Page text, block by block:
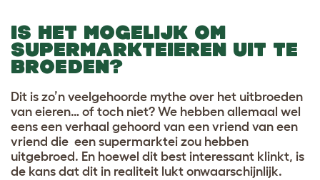
IS HET MOGELIJK OM
SUPERMARKTEIEREN UIT TE
BROEDEN?
Dit is zo’n veelgehoorde mythe over het uitbroeden
van eieren… of toch niet? We hebben allemaal wel
eens een verhaal gehoord van een vriend van een
vriend die een supermarktei zou hebben
uitgebroed. En hoewel dit best interessant klinkt, is
de kans dat dit in realiteit lukt onwaarschijnlijk.